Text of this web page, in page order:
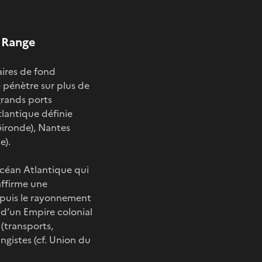
de fond
sur plus de
ports
définie
Nantes
Atlantique qui
une
le rayonnement
Empire colonial
(cf. Union du